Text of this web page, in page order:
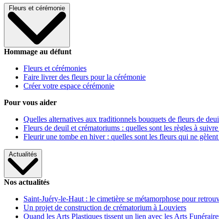
Fleurs et cérémonie
Hommage au défunt
Fleurs et cérémonies
Faire livrer des fleurs pour la cérémonie
Créer votre espace cérémonie
Pour vous aider
Quelles alternatives aux traditionnels bouquets de fleurs de
Fleurs de deuil et crématoriums : quelles sont les règles à
Fleurir une tombe en hiver : quelles sont les fleurs qui ne gèlent
Actualités
Nos actualités
Saint-Juéry-le-Haut : le cimetière se métamorphose pour
Un projet de construction de crématorium à Louviers
Quand les Arts Plastiques tissent un lien avec les Arts